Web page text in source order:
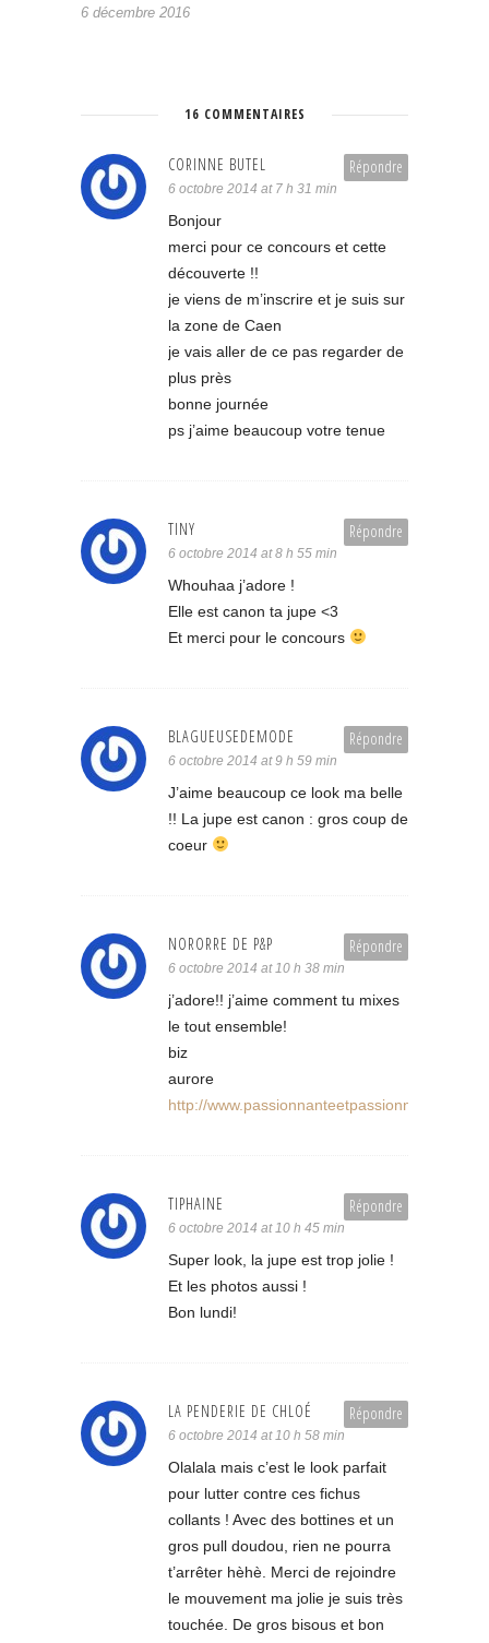
6 décembre 2016
16 COMMENTAIRES
Répondre
CORINNE BUTEL
6 octobre 2014 at 7 h 31 min
Bonjour
merci pour ce concours et cette
découverte !!
je viens de m’inscrire et je suis sur
la zone de Caen
je vais aller de ce pas regarder de
plus près
bonne journée
ps j’aime beaucoup votre tenue
Répondre
TINY
6 octobre 2014 at 8 h 55 min
Whouhaa j’adore !
Elle est canon ta jupe <3
Et merci pour le concours
Répondre
BLAGUEUSEDEMODE
6 octobre 2014 at 9 h 59 min
J’aime beaucoup ce look ma belle
!! La jupe est canon : gros coup de
coeur
Répondre
NORORRE DE P&P
6 octobre 2014 at 10 h 38 min
j’adore!! j’aime comment tu mixes
le tout ensemble!
biz
aurore
http://www.passionnanteetpassionnee.com/
Répondre
TIPHAINE
6 octobre 2014 at 10 h 45 min
Super look, la jupe est trop jolie !
Et les photos aussi !
Bon lundi!
Répondre
LA PENDERIE DE CHLOÉ
6 octobre 2014 at 10 h 58 min
Olalala mais c’est le look parfait
pour lutter contre ces fichus
collants ! Avec des bottines et un
gros pull doudou, rien ne pourra
t’arrêter hèhè. Merci de rejoindre
le mouvement ma jolie je suis très
touchée. De gros bisous et bon